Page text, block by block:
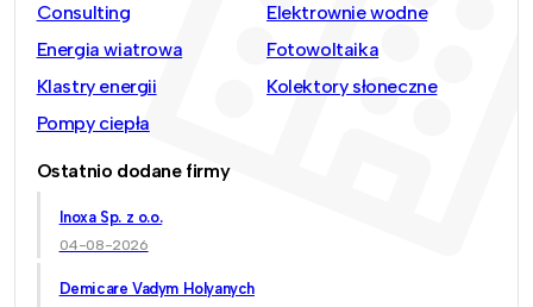
Consulting
Elektrownie wodne
Energia wiatrowa
Fotowoltaika
Klastry energii
Kolektory słoneczne
Pompy ciepła
Ostatnio dodane firmy
Inoxa Sp. z o.o.
04-08-2026
Demicare Vadym Holyanych